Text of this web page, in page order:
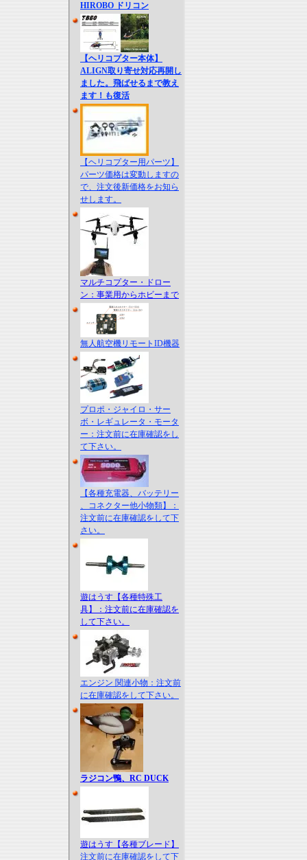
HIROBO ドリコン
【ヘリコプター本体】
ALIGN取り寄せ対応再開し
ました。飛ばせるまで教え
ます！も復活
【ヘリコプター用パーツ】
パーツ価格は変動しますの
で、注文後新価格をお知ら
せします。
マルチコプター・ドロー
ン：事業用からホビーまで
無人航空機リモートID機器
プロポ・ジャイロ・サー
ボ・レギュレータ・モータ
ー：注文前に在庫確認をし
て下さい。
【各種充電器、バッテリー
、コネクター他小物類】：
注文前に在庫確認をして下
さい。
遊はうす【各種特殊工
具】：注文前に在庫確認を
して下さい。
エンジン 関連小物：注文前
に在庫確認をして下さい。
ラジコン鴨、RC DUCK
遊はうす【各種ブレード】
注文前に在庫確認をして下